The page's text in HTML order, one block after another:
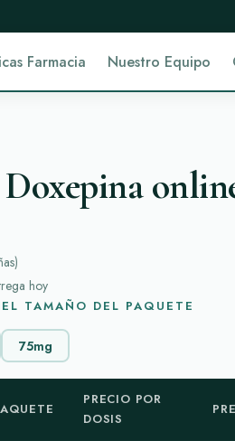
Farmacia Nuestro Equipo
)
hoy
TAMAÑO DEL PAQUETE
75mg
PRECIO POR
DOSIS